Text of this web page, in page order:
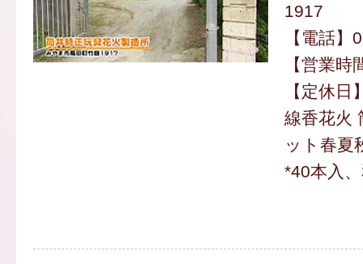
1917
【電話
【営業
【定休日
線香花火
ット春夏
*40本入